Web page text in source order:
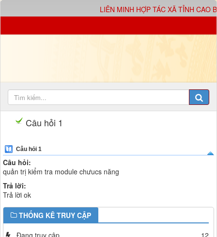
LIÊN MINH HỢP TÁC XÃ TỈNH CAO
Câu hỏi 1
Câu hỏi 1
Câu hỏi:
quản trị kiểm tra module chưucs năng
Trả lời:
Trả lời ok
THỐNG KÊ TRUY CẬP